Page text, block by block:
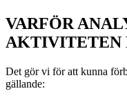
VARFÖR
AKTIVITETEN
Det gör vi för att kunna
gällande: